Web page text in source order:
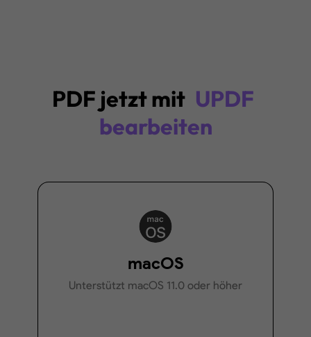
PDF jetzt mit UPDF
bearbeiten
macOS
Unterstützt macOS 11.0 oder höher